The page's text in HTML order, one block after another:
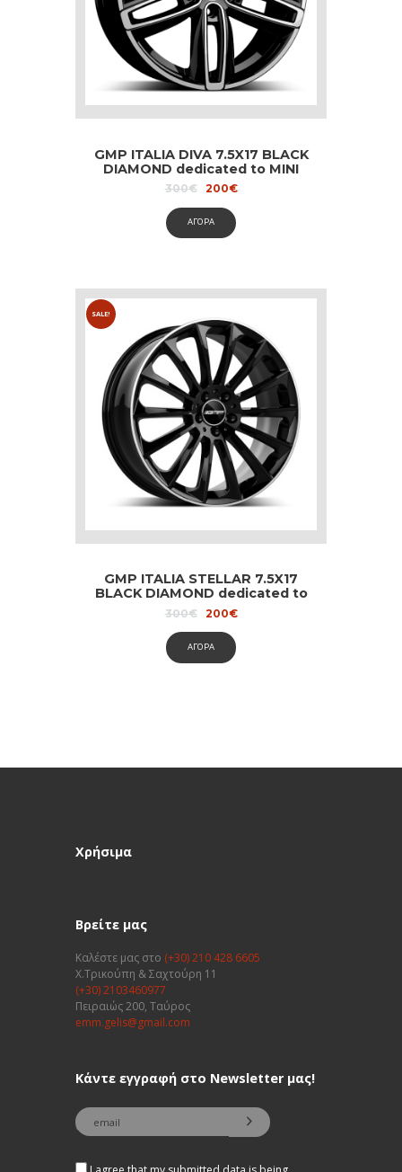
GMP ITALIA DIVA 7.5X17 BLACK
DIAMOND dedicated to MINI
300€
Original
was:
300€.
200€Current
ΑΓΟΡΑ
SALE!
GMP ITALIA STELLAR 7.5X17
BLACK DIAMOND dedicated to
Mercedes
300€
Original
was:
300€.
200€Current
ΑΓΟΡΑ
Χρήσιμα
Βρείτε μας
Καλέστε μας στο (+30) 210 428 6605
Χ.Τρικούπη & Σαχτούρη 11
(+30) 2103460977
Πειραιώς 200, Ταύρος
emm.gelis@gmail.com
Κάντε εγγραφή στο Newsletter μας!